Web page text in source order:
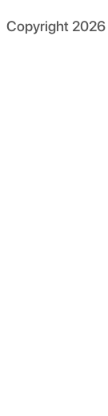
Copyright 2026